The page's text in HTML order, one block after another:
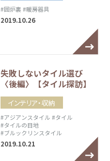
#囲炉裏 #暖房器具
2019.10.26
失敗しないタイル選び
〈後編〉【タイル探訪】
インテリア・収納
#アジアンスタイル #タイル
#タイルの目地
#ブルックリンスタイル
2019.10.21